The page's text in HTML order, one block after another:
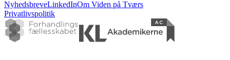
NyhedsbreveLinkedInOm Viden på Tværs
Privatlivspolitik